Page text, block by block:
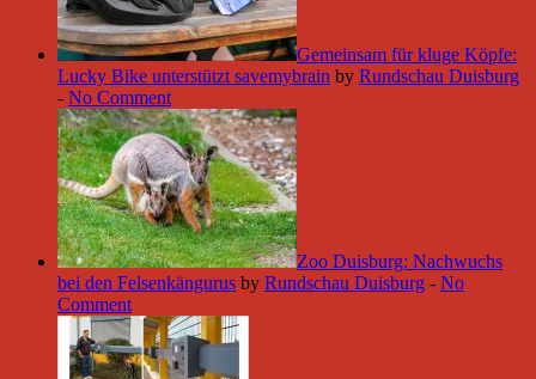
Gemeinsam für kluge Köpfe:
Lucky Bike unterstützt savemybrain by Rundschau Duisburg
- No Comment
Zoo Duisburg: Nachwuchs
bei den Felsenkängurus by Rundschau Duisburg - No
Comment